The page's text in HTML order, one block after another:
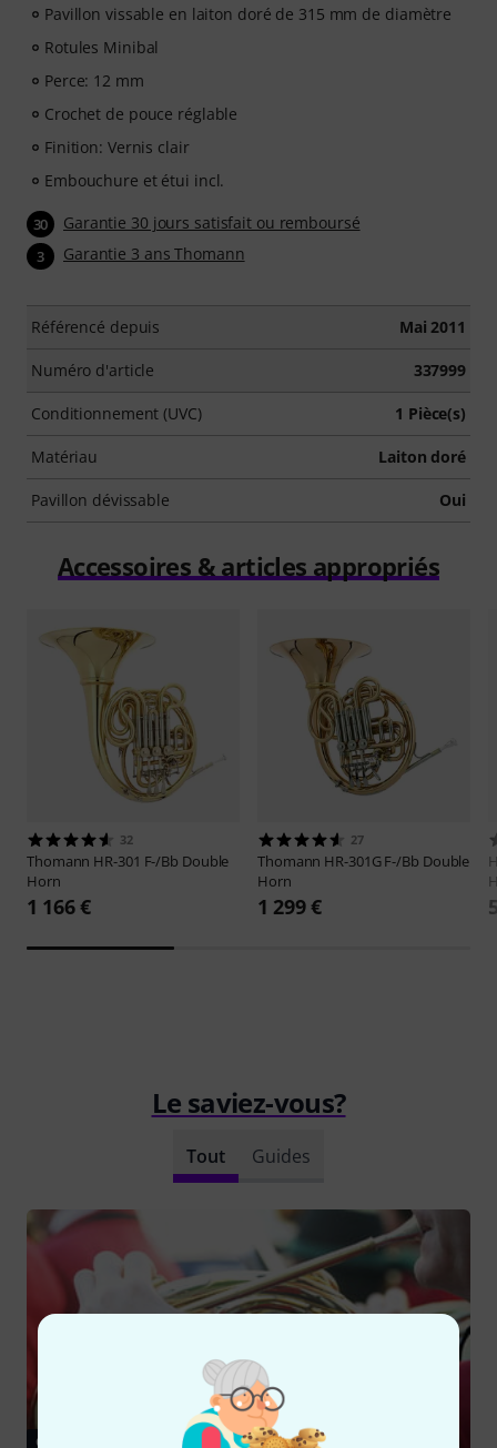
Pavillon vissable en laiton doré de 315 mm de diamètre
Rotules Minibal
Perce: 12 mm
Crochet de pouce réglable
Finition: Vernis clair
Embouchure et étui incl.
30 Garantie 30 jours satisfait ou remboursé
3 Garantie 3 ans Thomann
Référencé depuis Mai 2011
Numéro d'article 337999
Conditionnement (UVC) 1 Pièce(s)
Matériau Laiton doré
Pavillon dévissable Oui
Accessoires & articles appropriés
32
Thomann HR-301 F-/Bb Double
Horn
1 166 €
27
Thomann HR-301G F-/Bb Double
Horn
1 299 €
Le saviez-vous?
Tout Guides
GUIDES